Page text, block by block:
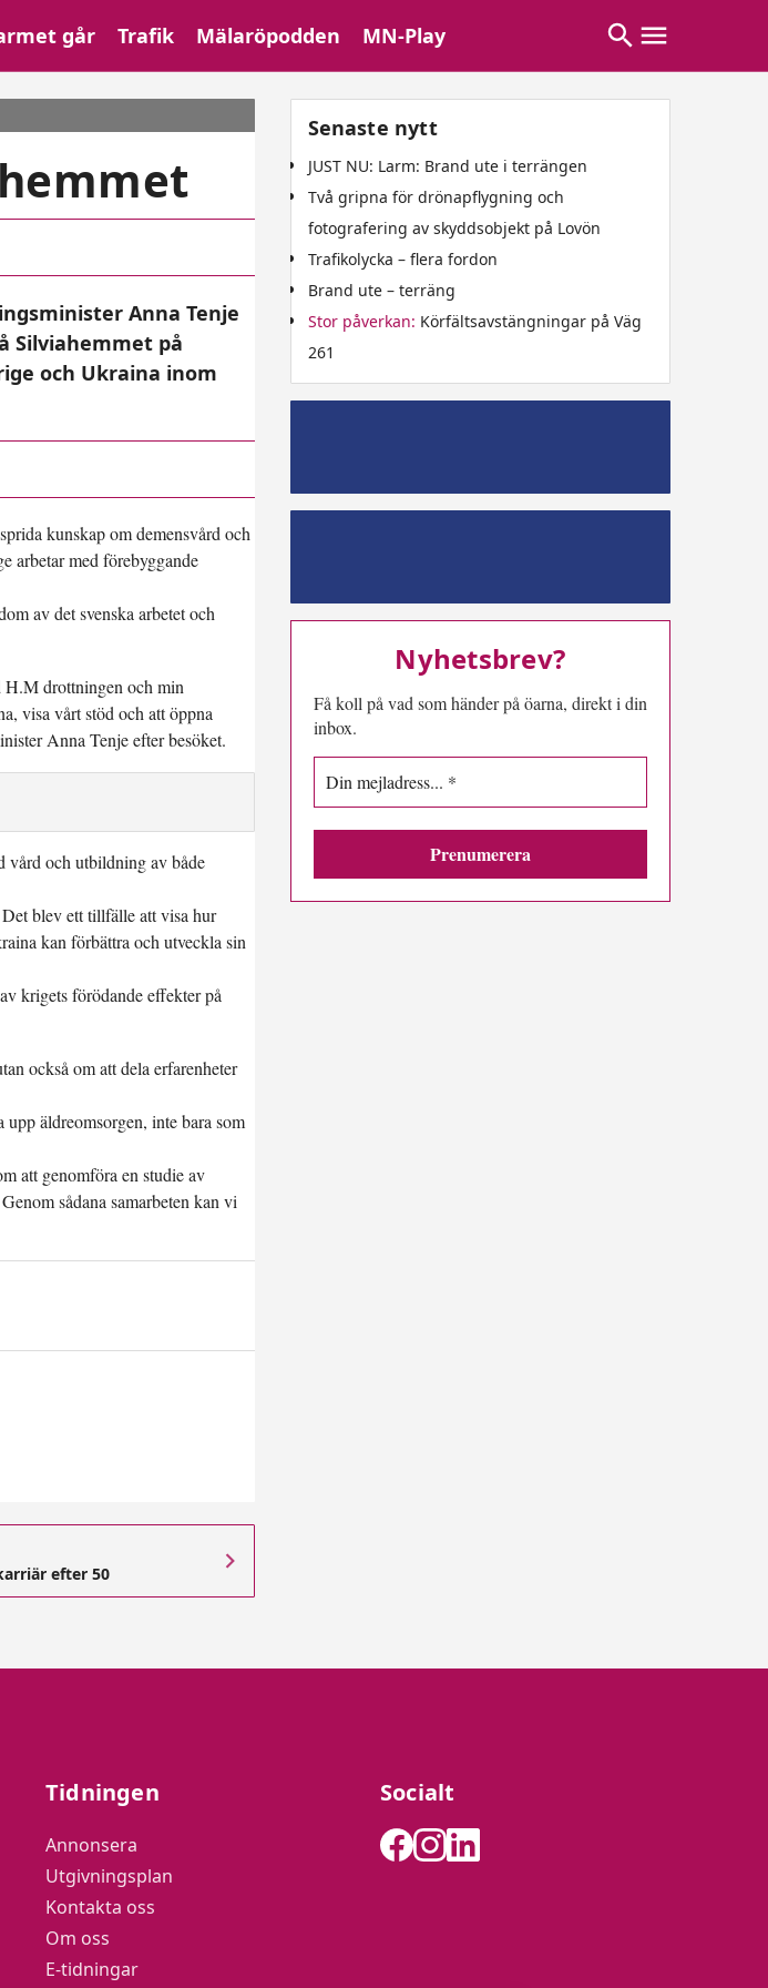
går Trafik Mälaröpodden MN-Play
Anna Tenje
Silviahemmet på
och Ukraina inom
kunskap om demensvård och
arbetar med förebyggande
av det svenska arbetet och
H.M drottningen och min
visa vårt stöd och att öppna
Anna Tenje efter besöket.
vård och utbildning av både
blev ett tillfälle att visa hur
kan förbättra och utveckla sin
krigets förödande effekter på
också om att dela erfarenheter
äldreomsorgen, inte bara som
att genomföra en studie av
sådana samarbeten kan vi
efter 50
Senaste nytt
JUST NU: Larm: Brand ute i terrängen
Två gripna för drönарflygning och
fotografering av skyddsobjekt på Lovön
Trafikolycka – flera fordon
Brand ute – terräng
Stor påverkan: Körfältsavstängningar på Väg
261
Nyhetsbrev?
Få koll på vad som händer på öarna, direkt i din
inbox.
Tidningen
Annonsera
Utgivningsplan
Kontakta oss
Om oss
E-tidningar
Socialt